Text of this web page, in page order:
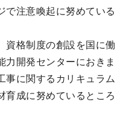
で注意喚起に努めている
格制度の創設を国に働
力開発センターにおきま
事に関するカリキュラム
育成に努めているところ